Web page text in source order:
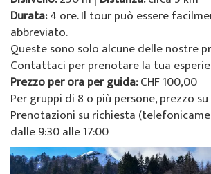
Durata:4 ore. Il tour può essere
abbreviato.
Queste sono solo alcune delle nostre
Contattaci per prenotare la tua
Prezzo per ora per guida:CHF 100,00
Per gruppi di 8 o più persone, prezzo
Prenotazioni su richiesta
dalle 9:30 alle 17:00